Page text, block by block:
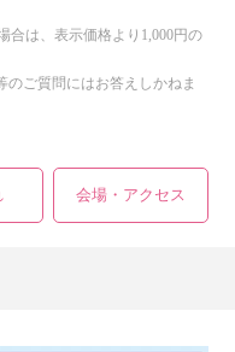
合は、表示価格より1,000円の
ご質問にはお答えしかねま
会場・アクセス